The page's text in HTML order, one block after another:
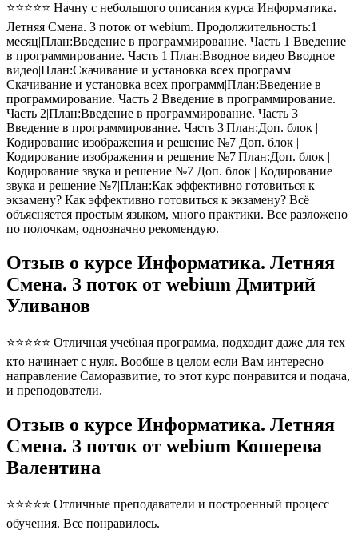
⭐⭐⭐⭐⭐ Начну с небольшого описания курса Информатика.
Летняя Смена. 3 поток от webium. Продолжительность:1
месяц|План:Введение в программирование. Часть 1 Введение
в программирование. Часть 1|План:Вводное видео Вводное
видео|План:Скачивание и установка всех программ
Скачивание и установка всех программ|План:Введение в
программирование. Часть 2 Введение в программирование.
Часть 2|План:Введение в программирование. Часть 3
Введение в программирование. Часть 3|План:Доп. блок |
Кодирование изображения и решение №7 Доп. блок |
Кодирование изображения и решение №7|План:Доп. блок |
Кодирование звука и решение №7 Доп. блок | Кодирование
звука и решение №7|План:Как эффективно готовиться к
экзамену? Как эффективно готовиться к экзамену? Всё
объясняется простым языком, много практики. Все разложено
по полочкам, однозначно рекомендую.
Отзыв о курсе Информатика. Летняя
Смена. 3 поток от webium Дмитрий
Уливанов
⭐⭐⭐⭐⭐ Отличная учебная программа, подходит даже для тех
кто начинает с нуля. Вообше в целом если Вам интересно
направление Саморазвитие, то этот курс понравится и подача,
и преподователи.
Отзыв о курсе Информатика. Летняя
Смена. 3 поток от webium Кошерева
Валентина
⭐⭐⭐⭐⭐ Отличные преподаватели и построенный процесс
обучения. Все понравилось.